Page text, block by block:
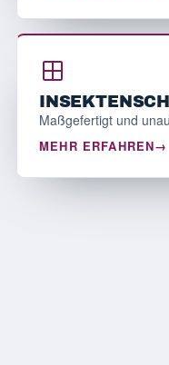
Maßgefertigt und
MEHR ERFAHREN